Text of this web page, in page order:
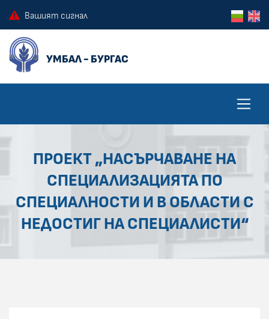
Вашият сигнал
ПРОЕКТ „НАСЪРЧАВАНЕ НА
СПЕЦИАЛИЗАЦИЯТА ПО
СПЕЦИАЛНОСТИ И В ОБЛАСТИ С
НЕДОСТИГ НА СПЕЦИАЛИСТИ“